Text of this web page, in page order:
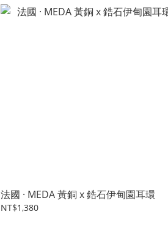
法國 · MEDA 黃銅 x 鋯石伊甸園耳環
NT$1,380